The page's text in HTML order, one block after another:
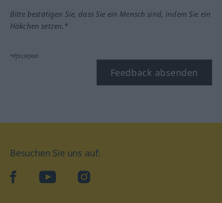
Bitte bestätigen Sie, dass Sie ein Mensch sind, indem Sie ein
Häkchen setzen.*
*Pflichtfeld
Feedback absenden
Besuchen Sie uns auf:
facebookYouTube Instagram